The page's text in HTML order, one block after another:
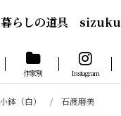
暮らしの道具 sizuku
作家別 Instagram
鉢（白） / 石渡磨美